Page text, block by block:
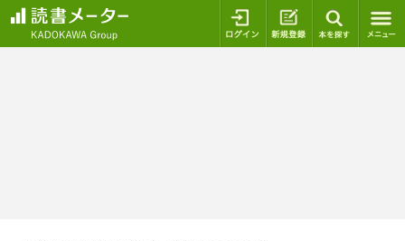
ログイン 新規登録